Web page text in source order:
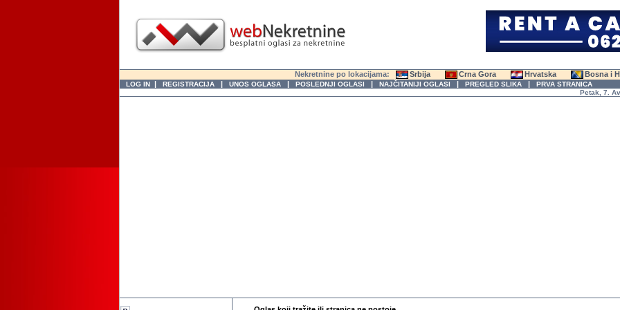
Nekretnine po lokacijama: Srbija Crna Gora Hrvatska Bosna i
LOG IN | REGISTRACIJA | UNOS OGLASA | POSLEDNJI OGLASI | NAJČITANIJI OGLASI | PREGLED SLIKA | PRVA STRANICA
Petak, 7.